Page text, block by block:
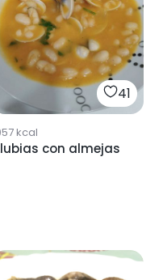
41
kcal
con almejas